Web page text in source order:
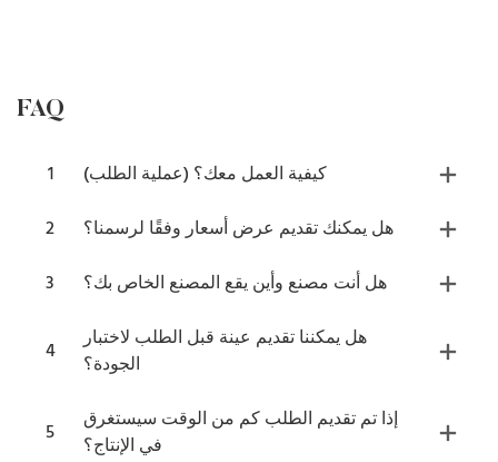
FAQ
1
كيفية العمل معك؟ (عملية الطلب)
2
هل يمكنك تقديم عرض أسعار وفقًا لرسمنا؟
3
هل أنت مصنع وأين يقع المصنع الخاص بك؟
4
هل يمكننا تقديم عينة قبل الطلب لاختبار
الجودة؟
5
إذا تم تقديم الطلب كم من الوقت سيستغرق
في الإنتاج؟